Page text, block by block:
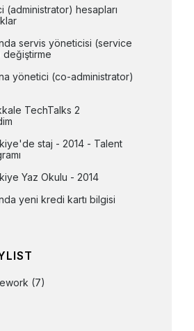
(administrator) hesapları
servis yöneticisi (service
değiştirme
yönetici (co-administrator)
TechTalks 2
staj - 2014 - Talent
Yaz Okulu - 2014
yeni kredi kartı bilgisi
(7)